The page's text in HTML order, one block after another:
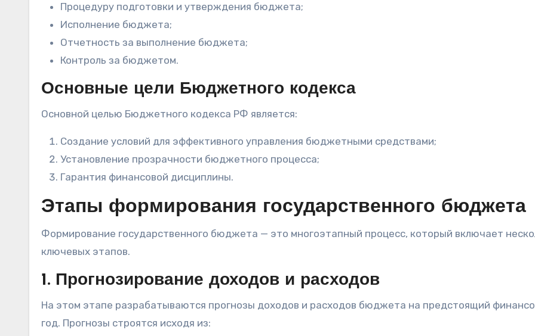
Процедуру подготовки и утверждения бюджета;
Исполнение бюджета;
Отчетность за выполнение бюджета;
Контроль за бюджетом.
Основные цели Бюджетного кодекса
Основной целью Бюджетного кодекса РФ является:
Создание условий для эффективного управления бюджетными средствами;
Установление прозрачности бюджетного процесса;
Гарантия финансовой дисциплины.
Этапы формирования государственного бюджета
Формирование государственного бюджета — это многоэтапный процесс, который включает
ключевых этапов.
1. Прогнозирование доходов и расходов
На этом этапе разрабатываются прогнозы доходов и расходов бюджета на предстоящий
год. Прогнозы строятся исходя из: